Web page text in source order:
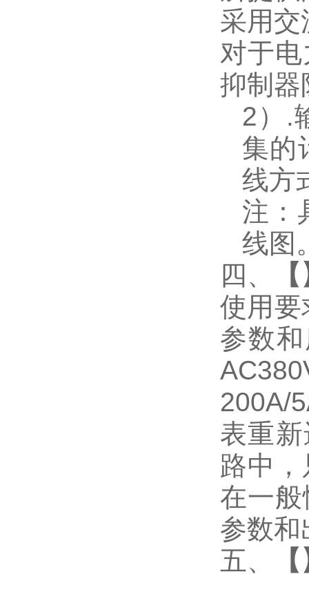
采用交
对于
抑制器
2 ） .
集的
线方
注：
线图
四、
【
使用要
参数
200A/
表重
路中，
在一
参数和
五、
【